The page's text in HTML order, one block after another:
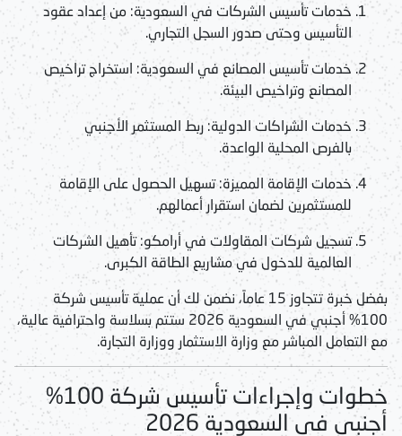
خدمات تأسيس الشركات في السعودية: من إعداد عقود
التأسيس وحتى صدور السجل التجاري.
خدمات تأسيس المصانع في السعودية: استخراج تراخيص
المصانع وتراخيص البيئة.
خدمات الشراكات الدولية:ربط المستثمر الأجنبي
بالفرص المحلية الواعدة.
خدمات الإقامة المميزة:تسهيل الحصول على الإقامة
للمستثمرين لضمان استقرار أعمالهم.
تسجيل شركات المقاولات في أرامكو: تأهيل الشركات
العالمية للدخول في مشاريع الطاقة الكبرى.
بفضل خبرة تتجاوز 15 عاماً، نضمن لك أن عملية
تأسيس شركة
100% أجنبي في السعودية 2026
ستتم بسلاسة واحترافية عالية،
مع التعامل المباشر مع وزارة الاستثمار ووزارة التجارة.
خطوات وإجراءات تأسيس شركة 100%
أجنبي في السعودية 2026